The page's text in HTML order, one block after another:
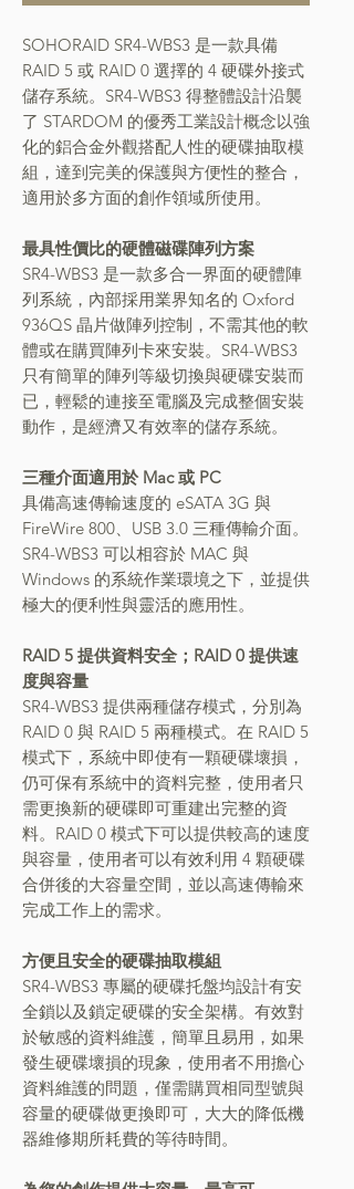
SOHORAID SR4-WBS3 是一款具備
RAID 5 或 RAID 0 選擇的 4 硬碟外接式
儲存系統。SR4-WBS3 得整體設計沿襲
了 STARDOM 的優秀工業設計概念以強
化的鋁合金外觀搭配人性的硬碟抽取模
組，達到完美的保護與方便性的整合，
適用於多方面的創作領域所使用。
最具性價比的硬體磁碟陣列方案
SR4-WBS3 是一款多合一界面的硬體陣
列系統，內部採用業界知名的 Oxford
936QS 晶片做陣列控制，不需其他的軟
體或在購買陣列卡來安裝。SR4-WBS3
只有簡單的陣列等級切換與硬碟安裝而
已，輕鬆的連接至電腦及完成整個安裝
動作，是經濟又有效率的儲存系統。
三種介面適用於 Mac 或 PC
具備高速傳輸速度的 eSATA 3G 與
FireWire 800、USB 3.0 三種傳輸介面。
SR4-WBS3 可以相容於 MAC 與
Windows 的系統作業環境之下，並提供
極大的便利性與靈活的應用性。
RAID 5 提供資料安全；RAID 0 提供速
度與容量
SR4-WBS3 提供兩種儲存模式，分別為
RAID 0 與 RAID 5 兩種模式。在 RAID 5
模式下，系統中即使有一顆硬碟壞損，
仍可保有系統中的資料完整，使用者只
需更換新的硬碟即可重建出完整的資
料。RAID 0 模式下可以提供較高的速度
與容量，使用者可以有效利用 4 顆硬碟
合併後的大容量空間，並以高速傳輸來
完成工作上的需求。
方便且安全的硬碟抽取模組
SR4-WBS3 專屬的硬碟托盤均設計有安
全鎖以及鎖定硬碟的安全架構。有效對
於敏感的資料維護，簡單且易用，如果
發生硬碟壞損的現象，使用者不用擔心
資料維護的問題，僅需購買相同型號與
容量的硬碟做更換即可，大大的降低機
器維修期所耗費的等待時間。